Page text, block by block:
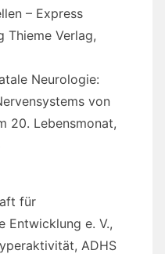
– Express
Thieme Verlag,
Neurologie:
von
20. Lebensmonat,
für
Entwicklung e. V.,
ADHS